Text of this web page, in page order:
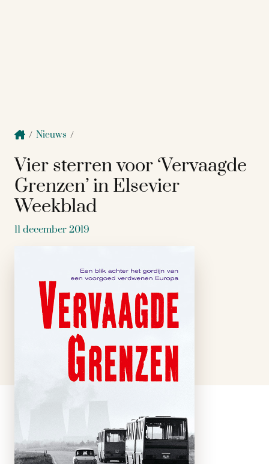
/ Nieuws /
Vier sterren voor ‘Vervaagde
Grenzen’ in Elsevier
Weekblad
11 december 2019